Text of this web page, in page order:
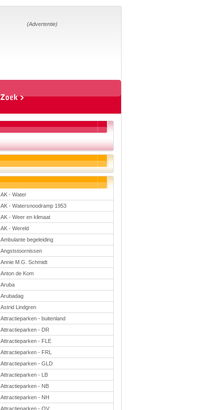
(Advertentie)
AK - Water
AK - Watersnoodramp 1953
AK - Weer en klimaat
AK - Wereld
Ambulante begeleiding
Angststoornissen
Annie M.G. Schmidt
Anton de Kom
Aruba
Arubadag
Astrid Lindgren
Attractieparken - buitenland
Attractieparken - DR
Attractieparken - FLE
Attractieparken - FRL
Attractieparken - GLD
Attractieparken - LB
Attractieparken - NB
Attractieparken - NH
Attractieparken - OV